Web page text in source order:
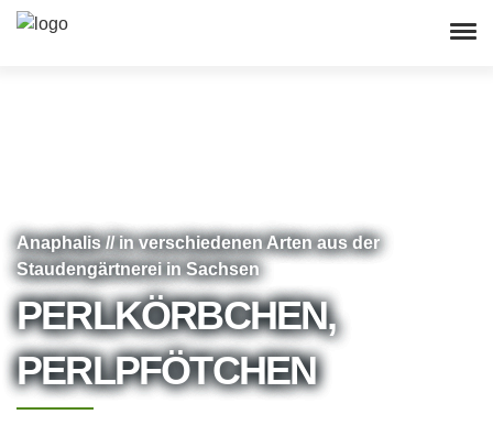
Anaphalis // in verschiedenen Arten aus der
Staudengärtnerei in Sachsen
PERLKÖRBCHEN,
PERLPFÖTCHEN